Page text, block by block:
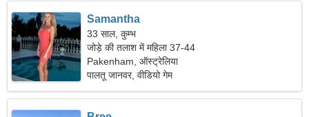
Samantha
33 साल, कुम्भ
जोड़े की तलाश में महिला 37-44
Pakenham, ऑस्ट्रेलिया
पालतू जानवर, वीडियो गेम